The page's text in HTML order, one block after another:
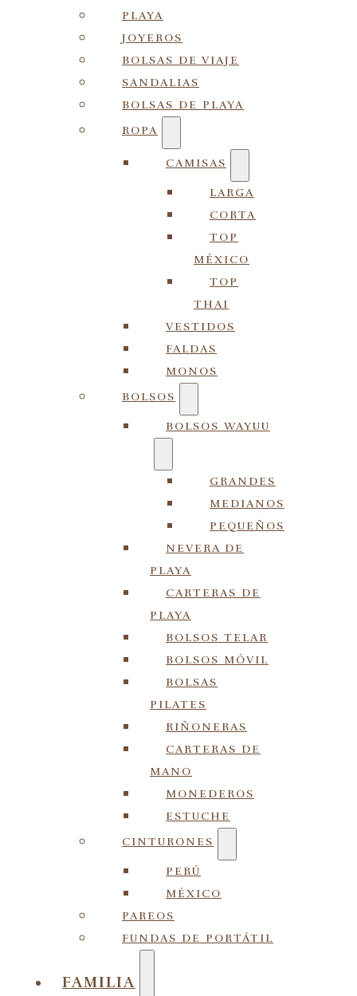
PLAYA
JOYEROS
BOLSAS DE VIAJE
SANDALIAS
BOLSAS DE PLAYA
ROPA
CAMISAS
LARGA
CORTA
TOP
MÉXICO
TOP
THAI
VESTIDOS
FALDAS
MONOS
BOLSOS
BOLSOS WAYUU
GRANDES
MEDIANOS
PEQUEÑOS
NEVERA DE
PLAYA
CARTERAS DE
PLAYA
BOLSOS TELAR
BOLSOS MÓVIL
BOLSAS
PILATES
RIÑONERAS
CARTERAS DE
MANO
MONEDEROS
ESTUCHE
CINTURONES
PERÚ
MÉXICO
PAREOS
FUNDAS DE PORTÁTIL
FAMILIA